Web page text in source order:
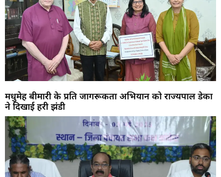
मधुमेह बीमारी के प्रति जागरूकता अभियान को राज्यपाल डेका
ने दिखाई हरी झंडी